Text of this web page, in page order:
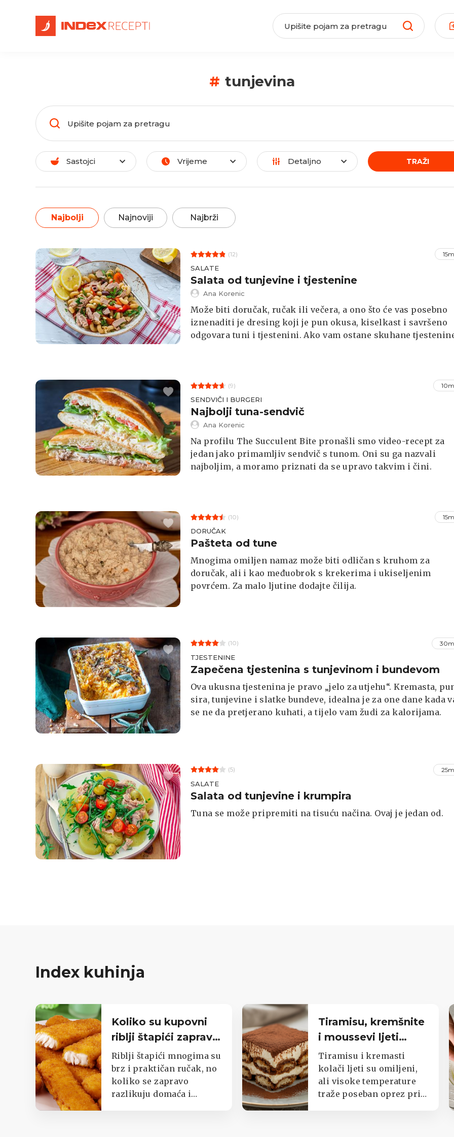
# tunjevina
Sastojci Vrijeme Detaljno TRAŽI
Najbolji Najnoviji Najbrži
(12)
SALATE
Salata od tunjevine i tjestenine
Ana Korenic
Može biti doručak, ručak ili večera, a ono što će vas posebno
iznenaditi je dresing koji je pun okusa, kiselkast i savršeno
odgovara tuni i tjestenini. Ako vam ostane skuhane
(9)
SENDVIČI I BURGERI
Najbolji tuna-sendvič
Ana Korenic
Na profilu The Succulent Bite pronašli smo video-recept za
jedan jako primamljiv sendvič s tunom. Oni su ga nazvali
najboljim, a moramo priznati da se upravo takvim i čini.
(10)
DORUČAK
Pašteta od tune
Mnogima omiljen namaz može biti odličan s kruhom za
doručak, ali i kao međuobrok s krekerima i ukiseljenim
povrćem. Za malo ljutine dodajte čilija.
(10)
TJESTENINE
Zapečena tjestenina s tunjevinom i bundevom
Ova ukusna tjestenina je pravo „jelo za utjehu“. Kremasta,
sira, tunjevine i slatke bundeve, idealna je za one dane kada
se ne da pretjerano kuhati, a tijelo vam žudi za kalorijama.
(5)
SALATE
Salata od tunjevine i krumpira
Tuna se može pripremiti na tisuću načina. Ovaj je jedan od.
Index kuhinja
Koliko su kupovni
riblji štapići zapravo
nezdravi?
Riblji štapići mnogima su
brz i praktičan ručak, no
koliko se zapravo
razlikuju domaća i
Tiramisu, kremšnite
i moussevi ljeti
traže poseban oprez
Tiramisu i kremasti
kolači ljeti su omiljeni,
ali visoke temperature
traže poseban oprez pri